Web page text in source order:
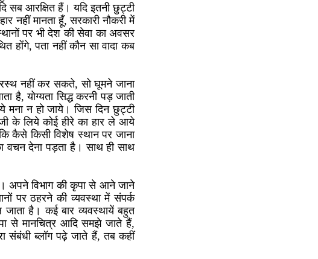
सब आरक्षित हैं। यदि इतनी छुट्टी
नहीं मानता हूँ, सरकारी नौकरी में
पर भी देश की सेवा का अवसर
होंगे, पता नहीं कौन सा वादा कब
नहीं कर सकते, सो घूमने जाना
है, योग्यता सिद्ध करनी पड़ जाती
मना न हो जाये। जिस दिन छुट्टी
के लिये कोई हीरे का हार ले आये
कैसे किसी विशेष स्थान पर जाना
वचन देना पड़ता है। साथ ही साथ
अपने विभाग की कृपा से आने जाने
पर ठहरने की व्यवस्था में संपर्क
है। कई बार व्यवस्थायें बहुत
से मानचित्र आदि समझे जाते हैं,
संबंधी ब्लॉग पढ़े जाते हैं, तब कहीं